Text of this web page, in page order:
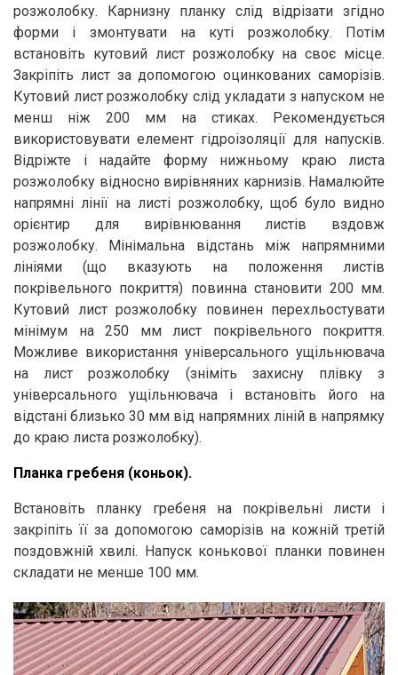
розжолобку. Карнизну планку слід відрізати згідно
форми і змонтувати на куті розжолобку. Потім
встановіть кутовий лист розжолобку на своє місце.
Закріпіть лист за допомогою оцинкованих cаморізів.
Кутовий лист розжолобку слід укладати з напуском не
менш ніж 200 мм на стиках. Рекомендується
використовувати елемент гідроізоляції для напусків.
Відріжте і надайте форму нижньому краю листа
розжолобку відносно вирівняних карнизів. Намалюйте
напрямні лінії на листі розжолобку, щоб було видно
орієнтир для вирівнювання листів вздовж
розжолобку. Мінімальна відстань між напрямними
лініями (що вказують на положення листів
покрівельного покриття) повинна становити 200 мм.
Кутовий лист розжолобку повинен перехльостувати
мінімум на 250 мм лист покрівельного покриття.
Можливе використання універсального ущільнювача
на лист розжолобку (зніміть захисну плівку з
універсального ущільнювача і встановіть його на
відстані близько 30 мм від напрямних ліній в напрямку
до краю листа розжолобку).
Планка гребеня (коньок).
Встановіть планку гребеня на покрівельні листи і
закріпіть її за допомогою саморізів на кожній третій
поздовжній хвилі. Напуск конькової планки повинен
складати не менше 100 мм.